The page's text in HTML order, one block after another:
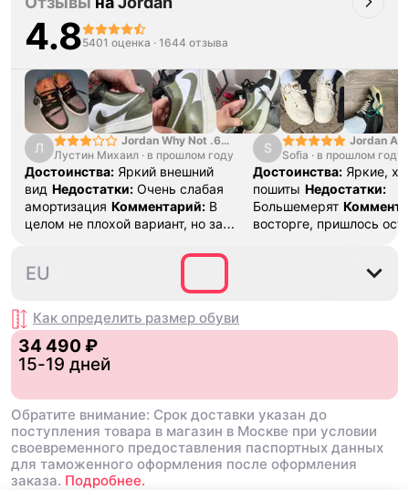
4.85401 оценка · 1644 отзыва
Л
Jordan Why Not .6
"Bright Crimson" PF
Лустин Михаил · в прошлом году
Достоинства: Яркий внешний
вид Недостатки: Очень слабая
амортизация Комментарий: В
целом не плохой вариант, но за
множество других более хороших
баскетбольных кроссовок
S
Jordan Air
SE "Turf
Sofia · в прошлом году
Достоинства: Яркие,
пошиты Недостатки:
Большемерят
восторге, пришлось
42.5
EU
Как определить размер обуви
34 490 ₽
15-19 дней
Обратите внимание: Срок доставки указан до
поступления товара в магазин в Москве при условии
своевременного предоставления паспортных данных
для таможенного оформления после оформления
заказа. Подробнее.